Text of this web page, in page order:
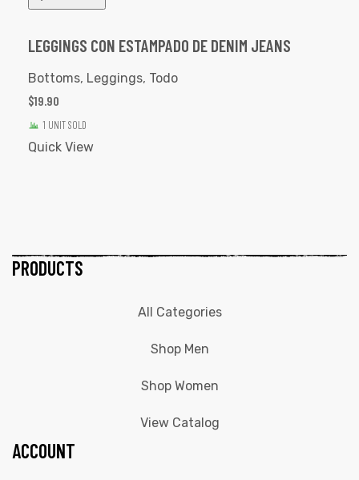
LEGGINGS CON ESTAMPADO DE DENIM JEANS
Bottoms, Leggings, Todo
$19.90
1 UNIT SOLD
Quick View
PRODUCTS
All Categories
Shop Men
Shop Women
View Catalog
ACCOUNT